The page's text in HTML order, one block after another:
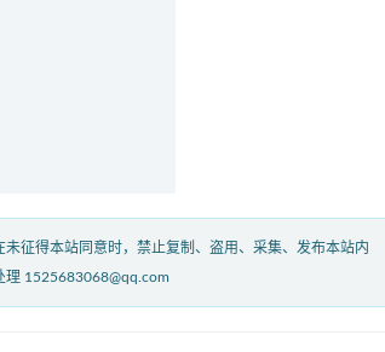
征得本站同意时，禁止复制、盗用、采集、发布本站内
理 1525683068@qq.com